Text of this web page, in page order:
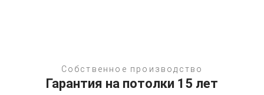
Собственное производство
Гарантия на потолки 15 лет